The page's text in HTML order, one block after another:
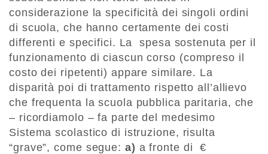
considerazione la specificità dei singoli ordini
di scuola, che hanno certamente dei costi
differenti e specifici. La spesa sostenuta per il
funzionamento di ciascun corso (compreso il
costo dei ripetenti) appare similare. La
disparità poi di trattamento rispetto all’allievo
che frequenta la scuola pubblica paritaria, che
– ricordiamolo – fa parte del medesimo
Sistema scolastico di istruzione, risulta
“grave”, come segue: a) a fronte di €